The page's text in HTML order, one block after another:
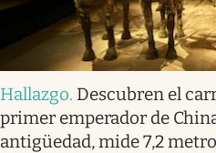
Hallazgo. Descubren el
primer emperador de
antigüedad, mide 7,2